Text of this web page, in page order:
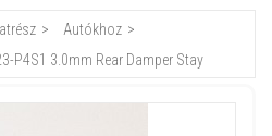
Autókhoz
P4S1 3.0mm Rear Damper Stay